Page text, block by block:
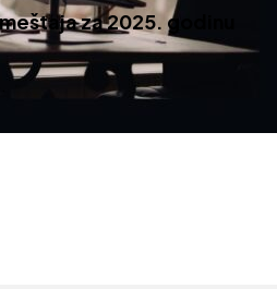
za 2025. godinu